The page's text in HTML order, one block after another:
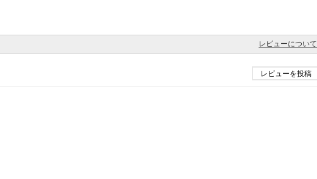
レビューについて
レビューを投稿